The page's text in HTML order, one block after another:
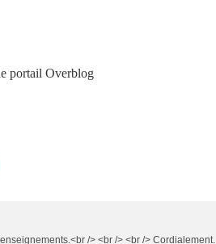
portail Overblog
/> <br /> <br /> Cordialement.